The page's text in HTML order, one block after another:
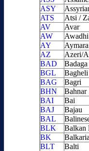
ASY
ATS
Atsi /
AV
Avar
AW
Awadhi
AY
Aymara
AZ
Azeri/
BAD
Badaga
BGL
Bagheli
BAG
Bagri
BHN
Bahnar
BAI
Bai
BAJ
Bajau
BAL
BLK
Balkan
BK
BLT
Balti